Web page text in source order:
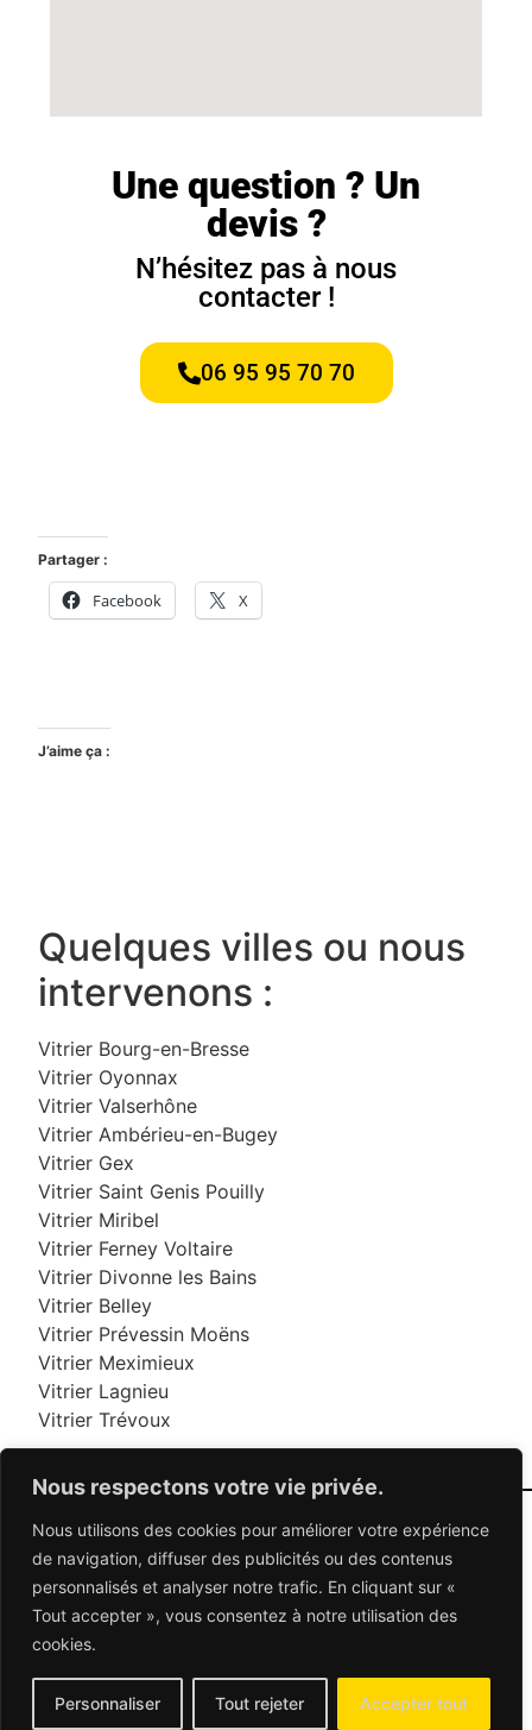
Nous respectons votre vie privée.
Nous utilisons des cookies pour améliorer votre expérience
de navigation, diffuser des publicités ou des contenus
personnalisés et analyser notre trafic. En cliquant sur «
Tout accepter », vous consentez à notre utilisation des
cookies.
Personnaliser Tout rejeter Accepter tout
Une question ? Un
devis ?
N’hésitez pas à nous
contacter !
06 95 95 70 70
Partager :
Facebook X
J’aime ça :
Quelques villes ou nous
intervenons :
Vitrier Bourg-en-Bresse
Vitrier Oyonnax
Vitrier Valserhône
Vitrier Ambérieu-en-Bugey
Vitrier Gex
Vitrier Saint Genis Pouilly
Vitrier Miribel
Vitrier Ferney Voltaire
Vitrier Divonne les Bains
Vitrier Belley
Vitrier Prévessin Moëns
Vitrier Meximieux
Vitrier Lagnieu
Vitrier Trévoux
06 95 95 70 70
© 2026 Dépannage Vitrier - Tous droits réservés
Dépannage vitrerie en France : Des solutions
adaptées à vos besoins
Mentions Légales-Contactez-nous